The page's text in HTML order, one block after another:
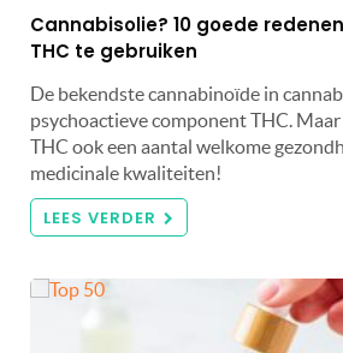
Cannabisolie? 10 goede
THC te gebruiken
De bekendste cannabinoïde in
psychoactieve component THC.
THC ook een aantal welkome
medicinale kwaliteiten!
LEES VERDER